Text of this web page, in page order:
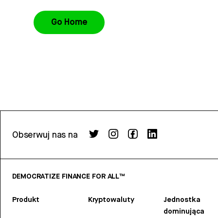
Go Home
Obserwuj nas na
DEMOCRATIZE FINANCE FOR ALL™
Produkt Kryptowaluty
Jednostka
dominująca